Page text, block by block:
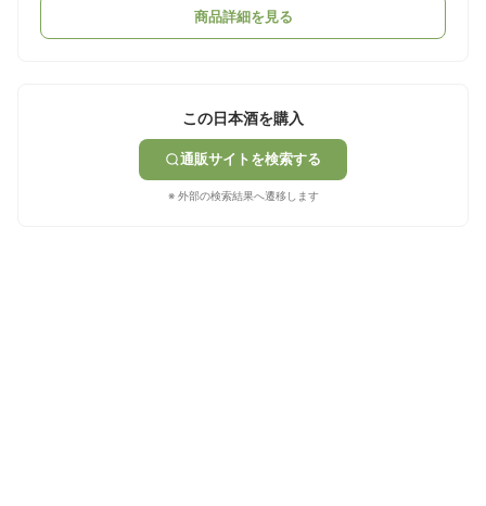
商品詳細を見る
この日本酒を購入
通販サイトを検索する
※ 外部の検索結果へ遷移します